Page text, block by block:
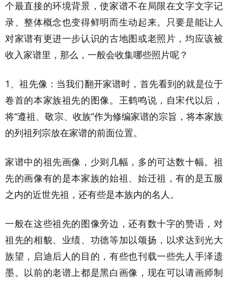
个最直接的环境背景，使家谱不在局限在文字文字记
录、整体概念也变得鲜明而生动起来。只要是能让人
对家谱有更进一步认识的古地图或老照片，均应该被
收入家谱里，那么，一般会收集哪些照片呢？
1、祖先像：当我们翻开家谱时，首先看到的就是位于
卷首的本家族祖先的图像。王鹤鸣说，自宋代以后，
将“遵祖、敬宗、收族”作为修编家谱的宗旨，将本家族
的列祖列宗放在家谱的前面位置。
家谱中的祖先画像，少则几幅，多的可达数十幅。祖
先的画像有的是本家族的始祖、始迁祖，有的是五服
之内的近世先祖，还有些是本族内的名人。
一般在这些祖先的图像旁边，还有数十字的赞语，对
祖先的相貌、业绩、功德等加以颂扬，以求达到光大
族望，启迪后人的目的，有些也刊载一些先人手泽遗
墨。以前的老谱上都是黑白画像，现在可以请画师制